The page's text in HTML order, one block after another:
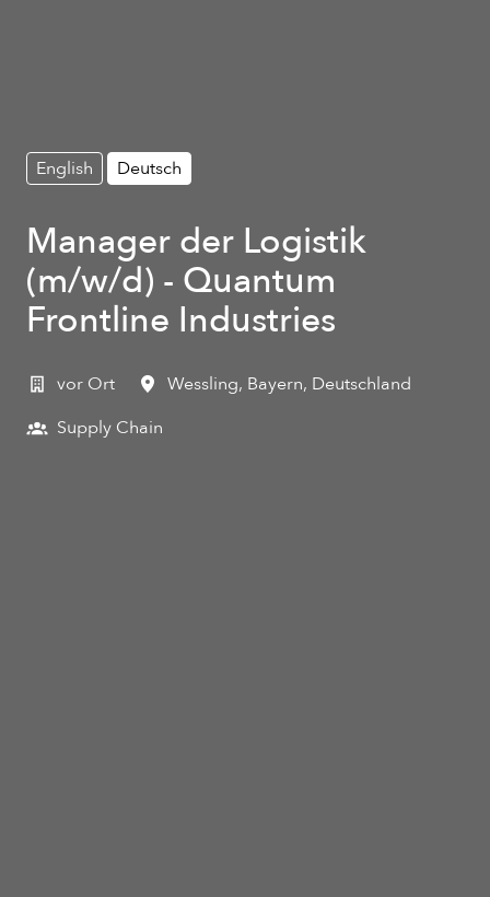
English Deutsch
Manager der Logistik
(m/w/d) - Quantum
Frontline Industries
vor Ort Wessling, Bayern, Deutschland
Supply Chain